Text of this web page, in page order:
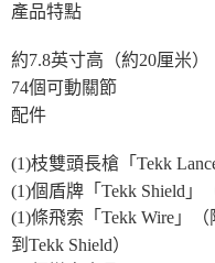
產品特點
約7.8英寸高（約20厘米）
74個可動關節
配件
(1)枝雙頭長槍「Tekk
(1)個盾牌「Tekk Shield」
(1)條飛索「Tekk Wire」
到Tekk Shield）